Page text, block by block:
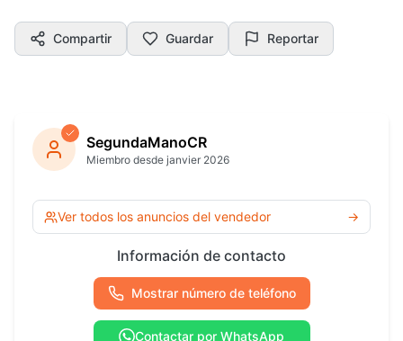
Compartir Guardar Reportar
SegundaManoCR
Miembro desde janvier 2026
Ver todos los anuncios del vendedor →
Información de contacto
Mostrar número de teléfono
Contactar por WhatsApp